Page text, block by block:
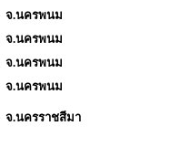
จ.นครพนม
จ.นครพนม
จ.นครพนม
จ.นครพนม
จ.นครราชสีมา